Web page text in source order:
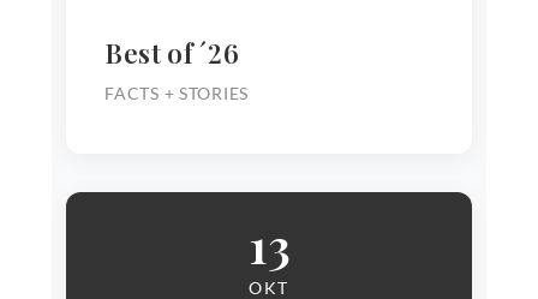
Best of ´26
FACTS + STORIES
13
OKT